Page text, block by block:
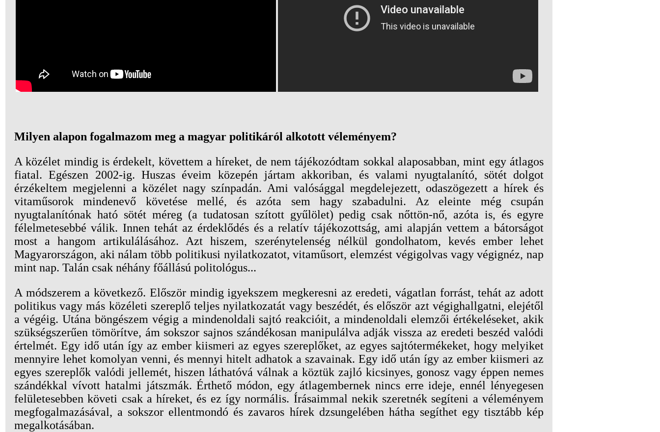
Milyen alapon fogalmazom meg a magyar politikáról alkotott véleményem?
A közélet mindig is érdekelt, követtem a híreket, de nem tájékozódtam sokkal alaposabban, mint egy átlagos
fiatal. Egészen 2002-ig. Huszas éveim közepén jártam akkoriban, és valami nyugtalanító, sötét dolgot
érzékeltem megjelenni a közélet nagy színpadán. Ami valósággal megdelejezett, odaszögezett a hírek és
vitaműsorok mindenevő követése mellé, és azóta sem hagy szabadulni. Az eleinte még csupán
nyugtalanítónak ható sötét méreg (a tudatosan szított gyűlölet) pedig csak nőttön-nő, azóta is, és egyre
félelmetesebbé válik. Innen tehát az érdeklődés és a relatív tájékozottság, ami alapján vettem a bátorságot
most a hangom artikulálásához. Azt hiszem, szerénytelenség nélkül gondolhatom, kevés ember lehet
Magyarországon, aki nálam több politikusi nyilatkozatot, vitaműsort, elemzést végigolvas vagy végignéz, nap
mint nap. Talán csak néhány főállású politológus...
A módszerem a következő. Először mindig igyekszem megkeresni az eredeti, vágatlan forrást, tehát az adott
politikus vagy más közéleti szereplő teljes nyilatkozatát vagy beszédét, és először azt végighallgatni, elejétől
a végéig. Utána böngészem végig a mindenoldali sajtó reakcióit, a mindenoldali elemzői értékeléseket, akik
szükségszerűen tömörítve, ám sokszor sajnos szándékosan manipulálva adják vissza az eredeti beszéd valódi
értelmét. Egy idő után így az ember kiismeri az egyes szereplőket, az egyes sajtótermékeket, hogy melyiket
mennyire lehet komolyan venni, és mennyi hitelt adhatok a szavainak. Egy idő után így az ember kiismeri az
egyes szereplők valódi jellemét, hiszen láthatóvá válnak a köztük zajló kicsinyes, gonosz vagy éppen nemes
szándékkal vívott hatalmi játszmák. Érthető módon, egy átlagembernek nincs erre ideje, ennél lényegesen
felületesebben követi csak a híreket, és ez így normális. Írásaimmal nekik szeretnék segíteni a véleményem
megfogalmazásával, a sokszor ellentmondó és zavaros hírek dzsungelében hátha segíthet egy tisztább kép
megalkotásában.